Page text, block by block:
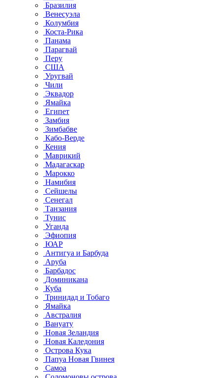
Бразилия
Венесуэла
Колумбия
Коста-Рика
Панама
Парагвай
Перу
США
Уругвай
Чили
Эквадор
Ямайка
Египет
Замбия
Зимбабве
Кабо-Верде
Кения
Маврикий
Мадагаскар
Марокко
Намибия
Сейшелы
Сенегал
Танзания
Тунис
Уганда
Эфиопия
ЮАР
Антигуа и Барбуда
Аруба
Барбадос
Доминикана
Куба
Тринидад и Тобаго
Ямайка
Австралия
Вануату
Новая Зеландия
Новая Каледония
Острова Кука
Папуа Новая Гвинея
Самоа